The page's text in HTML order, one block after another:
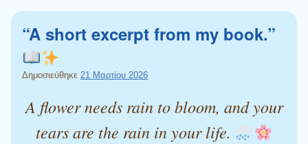
“A short excerpt from my book.”
Δημοσιεύθηκε 21 Μαρτίου 2026
A flower needs rain to bloom, and your
tears are the rain in your life.